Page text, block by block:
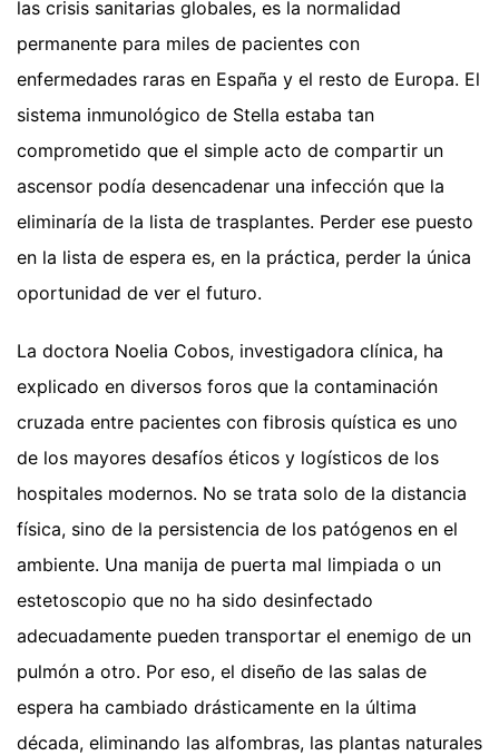
las crisis sanitarias globales, es la normalidad
permanente para miles de pacientes con
enfermedades raras en España y el resto de Europa. El
sistema inmunológico de Stella estaba tan
comprometido que el simple acto de compartir un
ascensor podía desencadenar una infección que la
eliminaría de la lista de trasplantes. Perder ese puesto
en la lista de espera es, en la práctica, perder la única
oportunidad de ver el futuro.
La doctora Noelia Cobos, investigadora clínica, ha
explicado en diversos foros que la contaminación
cruzada entre pacientes con fibrosis quística es uno
de los mayores desafíos éticos y logísticos de los
hospitales modernos. No se trata solo de la distancia
física, sino de la persistencia de los patógenos en el
ambiente. Una manija de puerta mal limpiada o un
estetoscopio que no ha sido desinfectado
adecuadamente pueden transportar el enemigo de un
pulmón a otro. Por eso, el diseño de las salas de
espera ha cambiado drásticamente en la última
década, eliminando las alfombras, las plantas naturales